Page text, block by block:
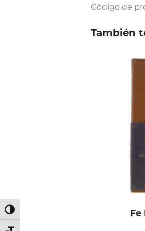
Alternar alto contraste
Código de
También
Fe